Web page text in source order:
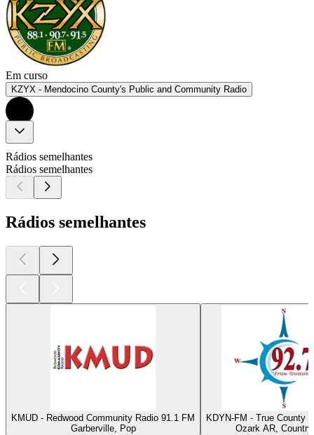
Em curso
KZYX - Mendocino County's Public and Community Radio
Rádios semelhantes
Rádios semelhantes
Rádios semelhantes
KMUD - Redwood Community Radio 91.1 FM
Garberville, Pop
KDYN-FM - True County
Ozark AR, Country